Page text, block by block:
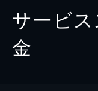
サービ
金